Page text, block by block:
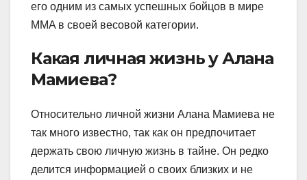
его одним из самых успешных бойцов в мире
MMA в своей весовой категории.
Какая личная жизнь у Алана
Мамиева?
Относительно личной жизни Алана Мамиева не
так много известно, так как он предпочитает
держать свою личную жизнь в тайне. Он редко
делится информацией о своих близких и не